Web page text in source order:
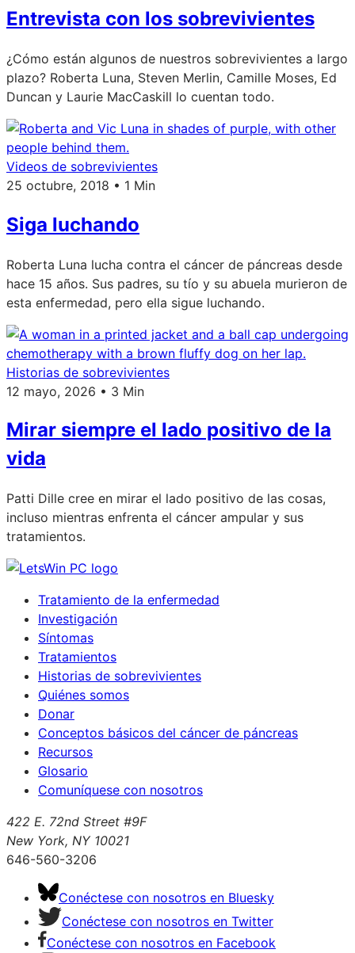
Entrevista con los sobrevivientes
¿Cómo están algunos de nuestros sobrevivientes a largo
plazo? Roberta Luna, Steven Merlin, Camille Moses, Ed
Duncan y Laurie MacCaskill lo cuentan todo.
Videos de sobrevivientes
25 octubre, 2018 • 1 Min
Siga luchando
Roberta Luna lucha contra el cáncer de páncreas desde
hace 15 años. Sus padres, su tío y su abuela murieron de
esta enfermedad, pero ella sigue luchando.
Historias de sobrevivientes
12 mayo, 2026 • 3 Min
Mirar siempre el lado positivo de la
vida
Patti Dille cree en mirar el lado positivo de las cosas,
incluso mientras enfrenta el cáncer ampular y sus
tratamientos.
Tratamiento de la enfermedad
Investigación
Síntomas
Tratamientos
Historias de sobrevivientes
Quiénes somos
Donar
Conceptos básicos del cáncer de páncreas
Recursos
Glosario
Comuníquese con nosotros
422 E. 72nd Street #9F
New York, NY 10021
646-560-3206
Conéctese con nosotros en Bluesky
Conéctese con nosotros en Twitter
Conéctese con nosotros en Facebook